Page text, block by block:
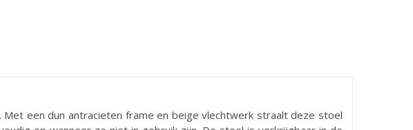
een dun antracieten frame en beige vlechtwerk straalt deze stoel